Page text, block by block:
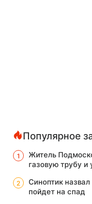
Популярное
Житель
газовую трубу и
Синоптик
пойдет на спад